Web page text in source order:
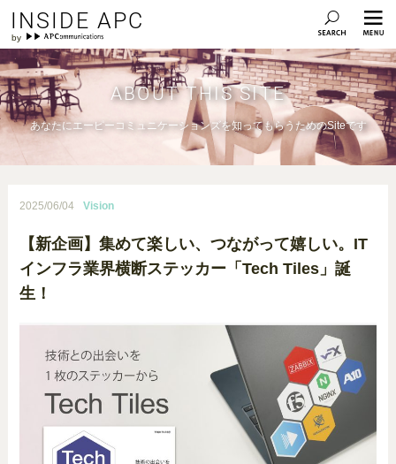
INSIDE APC
ABOUT THIS SITE
あなたにエーピーコミュニケーションズを知ってもらうためのSiteです
2025/06/04 Vision
【新企画】集めて楽しい、つながって嬉しい。IT
インフラ業界横断ステッカー「Tech Tiles」誕
生！